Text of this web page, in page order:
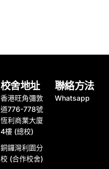
校舍地址
香港旺角彌敦
道776-778號
恆利商業大廈
4樓 (總校)
銅鑼灣利園分
校 (合作校舍)
聯絡方法
Whatsapp